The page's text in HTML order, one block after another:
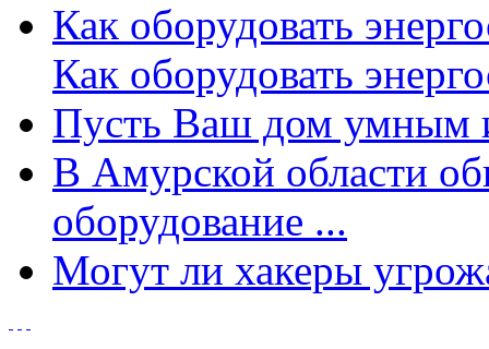
Как оборудовать
Как оборудовать
Пусть Ваш дом умным
В Амурской области
оборудование ...
Могут ли хакеры